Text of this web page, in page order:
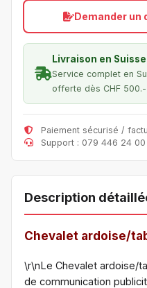
Demander un
Livraison en Suisse
Service complet en
offerte dès CHF
Paiement sécurisé /
Support : 079 446 24 00
Description
Chevalet ardoise/
\r\nLe Chevalet ardoise/
de communication